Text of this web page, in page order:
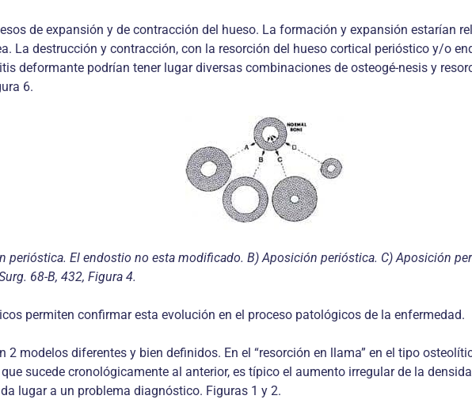
de expansión y de contracción del hueso. La formación y expansión estarían
La destrucción y contracción, con la resorción del hueso cortical perióstico y/o
deformante podrían tener lugar diversas combinaciones de osteogé-nesis y
6.
perióstica. El endostio no esta modificado. B) Aposición perióstica. C) Aposición
68-B, 432, Figura 4.
permiten confirmar esta evolución en el proceso patológicos de la enfermedad.
2 modelos diferentes y bien definidos. En el “resorción en llama” en el tipo
sucede cronológicamente al anterior, es típico el aumento irregular de la
lugar a un problema diagnóstico. Figuras 1 y 2.